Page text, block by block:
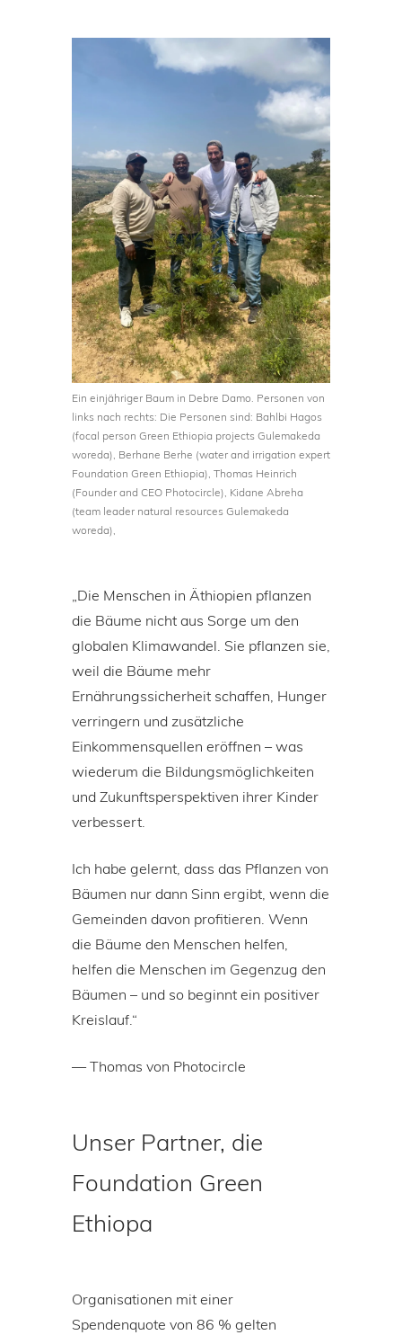
Ein einjähriger Baum in Debre Damo. Personen von
links nach rechts: Die Personen sind: Bahlbi Hagos
(focal person Green Ethiopia projects Gulemakeda
woreda), Berhane Berhe (water and irrigation expert
Foundation Green Ethiopia), Thomas Heinrich
(Founder and CEO Photocircle), Kidane Abreha
(team leader natural resources Gulemakeda
woreda),
„Die Menschen in Äthiopien pflanzen
die Bäume nicht aus Sorge um den
globalen Klimawandel. Sie pflanzen sie,
weil die Bäume mehr
Ernährungssicherheit schaffen, Hunger
verringern und zusätzliche
Einkommensquellen eröffnen – was
wiederum die Bildungsmöglichkeiten
und Zukunftsperspektiven ihrer Kinder
verbessert.
Ich habe gelernt, dass das Pflanzen von
Bäumen nur dann Sinn ergibt, wenn die
Gemeinden davon profitieren. Wenn
die Bäume den Menschen helfen,
helfen die Menschen im Gegenzug den
Bäumen – und so beginnt ein positiver
Kreislauf.“
— Thomas von Photocircle
Unser Partner, die
Foundation Green
Ethiopa
Organisationen mit einer
Spendenquote von 86 % gelten